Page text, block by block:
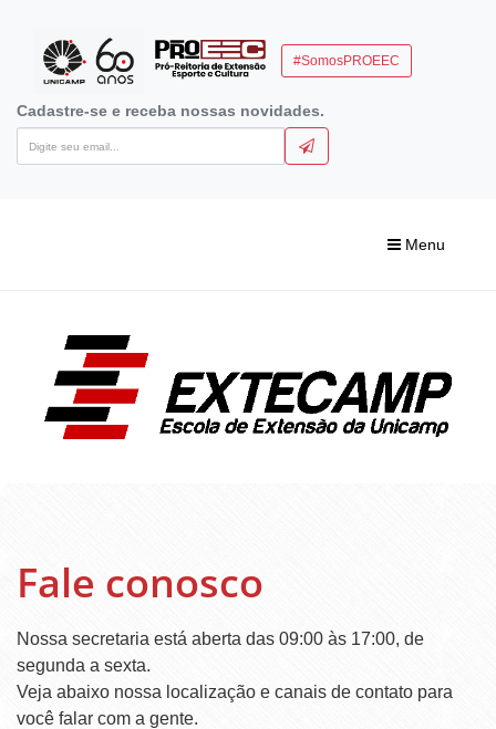
#SomosPROEEC
Cadastre-se e receba nossas novidades.
Menu
Fale conosco
Nossa secretaria está aberta das 09:00 às 17:00, de
segunda a sexta.
Veja abaixo nossa localização e canais de contato para
você falar com a gente.